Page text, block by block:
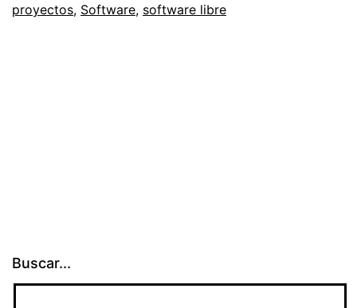
proyectos, Software, software libre
Buscar...